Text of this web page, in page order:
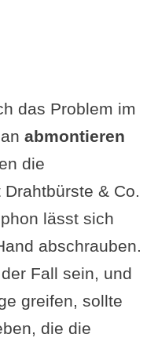
das Problem im
abmontieren
die
& Co.
lässt sich
abschrauben.
Fall sein, und
greifen, sollte
die die